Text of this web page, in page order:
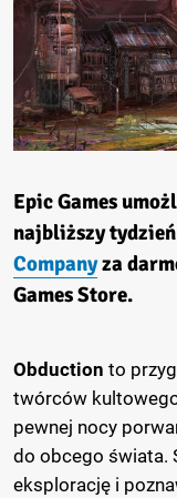
Epic Games
najbliższy tydzień
Companyza
Games Store.
Obduction to
twórców
pewnej nocy
do obcego świata.
eksplorację i